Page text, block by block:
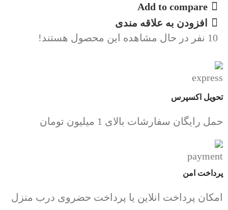
Add to compare
افزودن به علاقه مندی
10 نفر در حال مشاهده این محصول هستند!
تحویل اکسپرس
حمل رایگان سفارشات بالای 1 میلیون تومان
پرداخت امن
امکان پرداخت انلاین یا پرداخت حضروی درب منزل